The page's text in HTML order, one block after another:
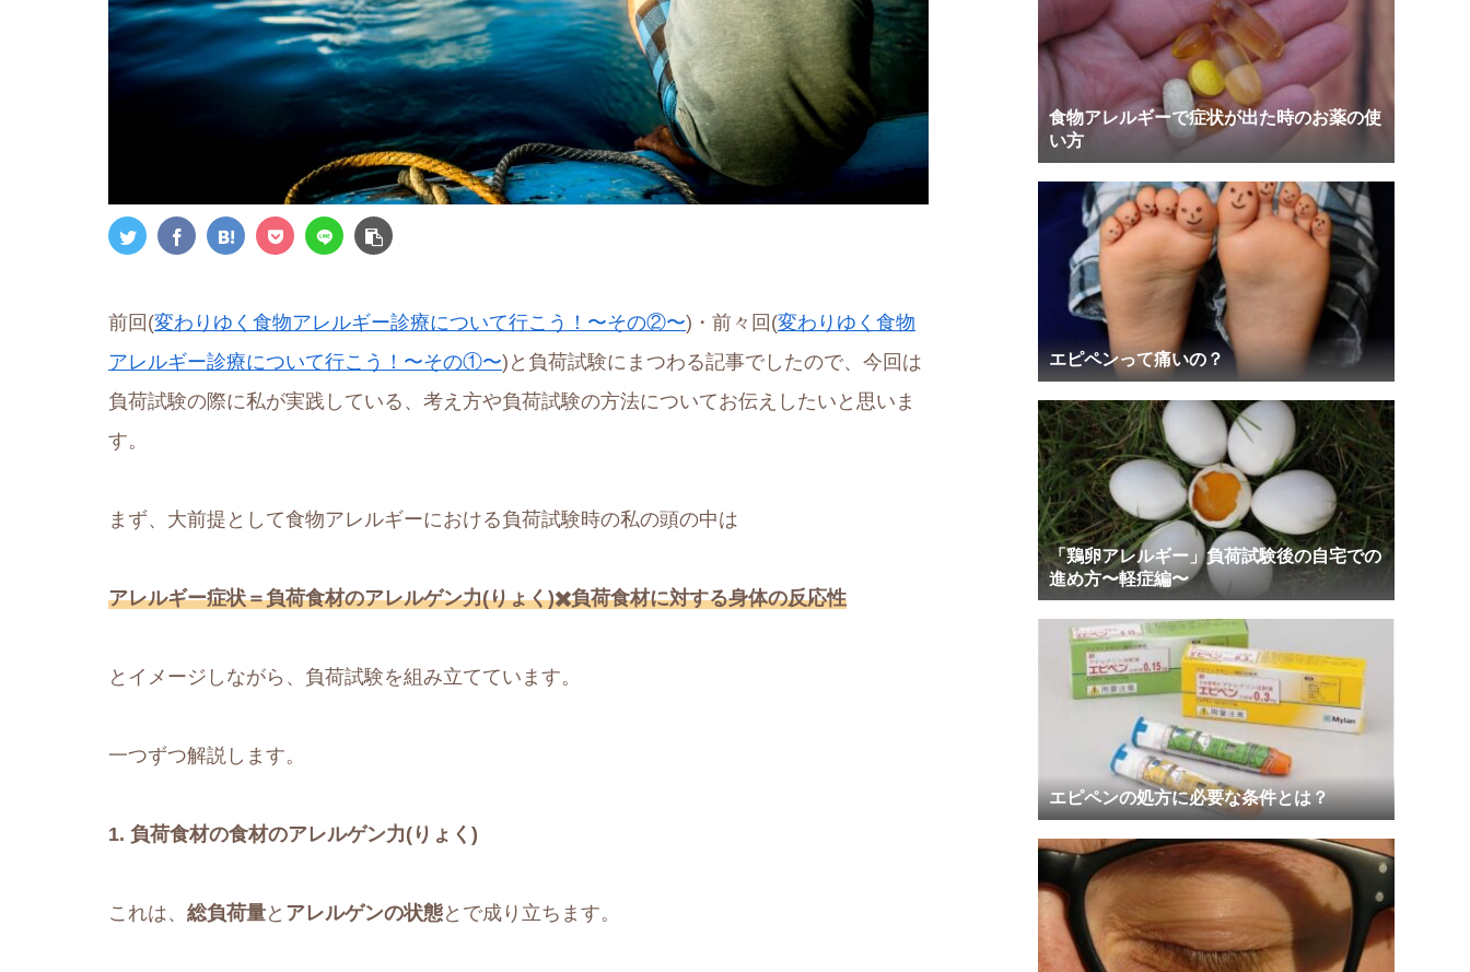
前回(変わりゆく食物アレルギー診療について行こう！〜その②〜)・前々回(変わりゆく食物
アレルギー診療について行こう！〜その①〜)と負荷試験にまつわる記事でしたので、今回は
負荷試験の際に私が実践している、考え方や負荷試験の方法についてお伝えしたいと思いま
す。
まず、大前提として食物アレルギーにおける負荷試験時の私の頭の中は
アレルギー症状＝負荷食材のアレルゲン力(りょく)✖️負荷食材に対する身体の反応性
とイメージしながら、負荷試験を組み立てています。
一つずつ解説します。
1. 負荷食材の食材のアレルゲン力(りょく)
これは、 総負荷量と アレルゲンの状態とで成り立ちます。
食物アレルギーで症状が出た時のお薬の使
い方
エピペンって痛いの？
「鶏卵アレルギー」負荷試験後の自宅での
進め方〜軽症編〜
エピペンの処方に必要な条件とは？